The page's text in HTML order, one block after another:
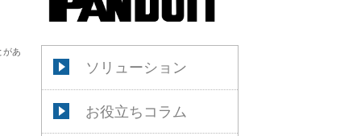
ソリューション
お役立ちコラム
があ